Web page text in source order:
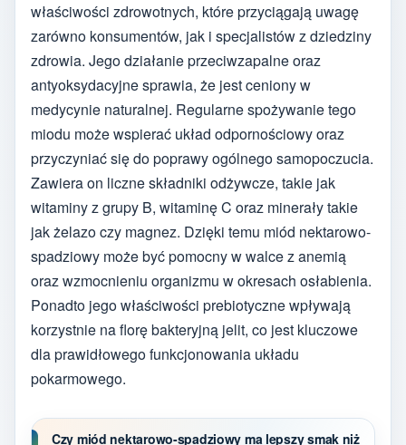
właściwości zdrowotnych, które przyciągają uwagę
zarówno konsumentów, jak i specjalistów z dziedziny
zdrowia. Jego działanie przeciwzapalne oraz
antyoksydacyjne sprawia, że jest ceniony w
medycynie naturalnej. Regularne spożywanie tego
miodu może wspierać układ odpornościowy oraz
przyczyniać się do poprawy ogólnego samopoczucia.
Zawiera on liczne składniki odżywcze, takie jak
witaminy z grupy B, witaminę C oraz minerały takie
jak żelazo czy magnez. Dzięki temu miód nektarowo-
spadziowy może być pomocny w walce z anemią
oraz wzmocnieniu organizmu w okresach osłabienia.
Ponadto jego właściwości prebiotyczne wpływają
korzystnie na florę bakteryjną jelit, co jest kluczowe
dla prawidłowego funkcjonowania układu
pokarmowego.
Czy miód nektarowo-spadziowy ma lepszy smak niż